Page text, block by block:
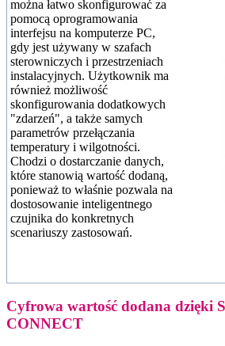
można łatwo skonfigurować za
pomocą oprogramowania
interfejsu na komputerze PC,
gdy jest używany w szafach
sterowniczych i przestrzeniach
instalacyjnych. Użytkownik ma
również możliwość
skonfigurowania dodatkowych
"zdarzeń", a także samych
parametrów przełączania
temperatury i wilgotności.
Chodzi o dostarczanie danych,
które stanowią wartość dodaną,
ponieważ to właśnie pozwala na
dostosowanie inteligentnego
czujnika do konkretnych
scenariuszy zastosowań.
Cyfrowa wartość dodana dzięki
CONNECT